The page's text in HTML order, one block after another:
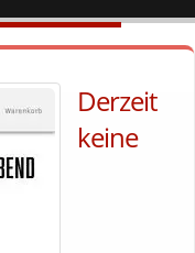
Derzeit
keine